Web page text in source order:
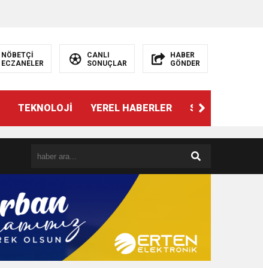
NÖBETÇİ
ECZANELER
CANLI
SONUÇLAR
HABER
GÖNDER
TEKNOLOJİ YEREL HABERLER SPOR